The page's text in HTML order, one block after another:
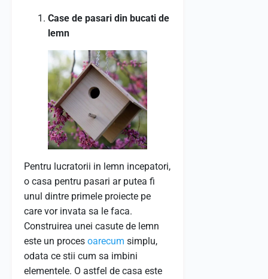
Case de pasari din bucati de
lemn
Pentru lucratorii in lemn incepatori,
o casa pentru pasari ar putea fi
unul dintre primele proiecte pe
care vor invata sa le faca.
Construirea unei casute de lemn
este un proces oarecum simplu,
odata ce stii cum sa imbini
elementele. O astfel de casa este